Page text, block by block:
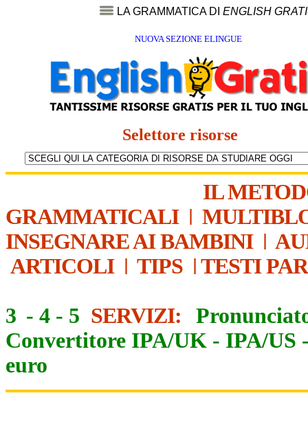
LA GRAMMATICA DI ENGLISH
NUOVA SEZIONE ELINGUE
Selettore risorse
IL
GRAMMATICALI|
INSEGNARE AI BAMBINI|
ARTICOLI| TIPS | TESTI
3 - 4 - 5 SERVIZI:
Convertitore IPA/UK - IPA/US
euro